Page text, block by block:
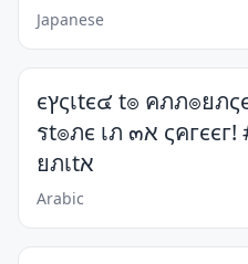
Japanese
єץςเtє๔ t๏ คภภ๏ยภςє ค ภєฬ ๓เlє
รt๏ภє เภ ๓א ςคгєєг! #ภєฬ๏קק๏гt
ยภเtא
Arabic